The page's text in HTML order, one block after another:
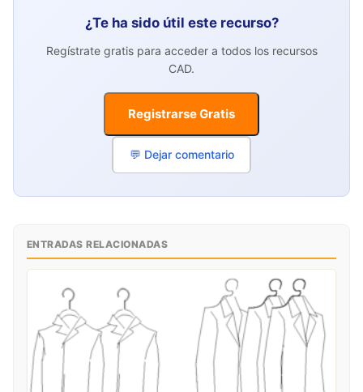
¿Te ha sido útil este recurso?
Regístrate gratis para acceder a todos los recursos
CAD.
Registrarse Gratis
💬 Dejar comentario
ENTRADAS RELACIONADAS